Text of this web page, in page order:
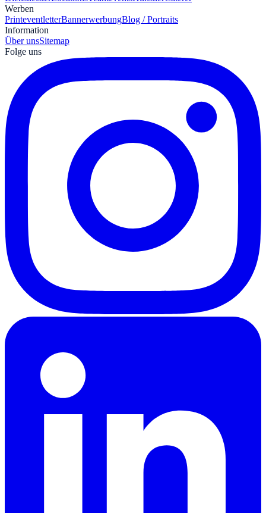
Werben
PrinteventletterBannerwerbungBlog / Portraits
Information
Über unsSitemap
Folge uns